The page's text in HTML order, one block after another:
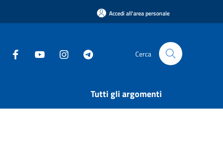
Accedi all'area personale
Cerca
Tutti gli argomenti